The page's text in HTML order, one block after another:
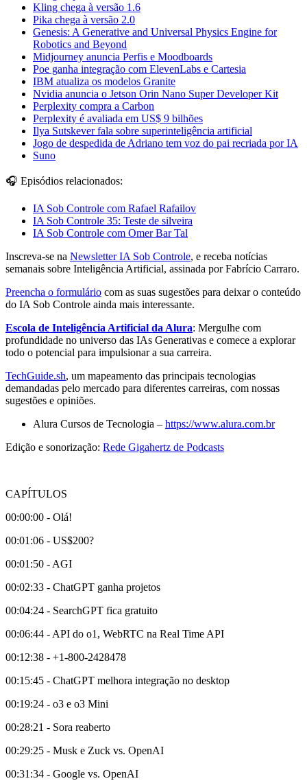
Kling chega à versão 1.6
Pika chega à versão 2.0
Genesis: A Generative and Universal Physics Engine for
Robotics and Beyond
Midjourney anuncia Perfis e Moodboards
Poe ganha integração com ElevenLabs e Cartesia
IBM atualiza os modelos Granite
Nvidia anuncia o Jetson Orin Nano Super Developer Kit
Perplexity compra a Carbon
Perplexity é avaliada em US$ 9 bilhões
Ilya Sutskever fala sobre superinteligência artificial
Jogo de despedida de Adriano tem voz do pai recriada por IA
Suno
🎧 Episódios relacionados:
IA Sob Controle com Rafael Rafailov
IA Sob Controle 35: Teste de silveira
IA Sob Controle com Omer Bar Tal
Inscreva-se na Newsletter IA Sob Controle, e receba notícias
semanais sobre Inteligência Artificial, assinada por Fabrício Carraro.
Preencha o formulário com as suas sugestões para deixar o conteúdo
do IA Sob Controle ainda mais interessante.
Escola de Inteligência Artificial da Alura: Mergulhe com
profundidade no universo das IAs Generativas e comece a explorar
todo o potencial para impulsionar a sua carreira.
TechGuide.sh, um mapeamento das principais tecnologias
demandadas pelo mercado para diferentes carreiras, com nossas
sugestões e opiniões.
Alura Cursos de Tecnologia – https://www.alura.com.br
Edição e sonorização: Rede Gigahertz de Podcasts
CAPÍTULOS
00:00:00 - Olá!
00:01:06 - US$200?
00:01:50 - AGI
00:02:33 - ChatGPT ganha projetos
00:04:24 - SearchGPT fica gratuito
00:06:44 - API do o1, WebRTC na Real Time API
00:12:38 - +1-800-2428478
00:15:45 - ChatGPT melhora integração no desktop
00:19:24 - o3 e o3 Mini
00:28:21 - Sora reaberto
00:29:25 - Musk e Zuck vs. OpenAI
00:31:34 - Google vs. OpenAI